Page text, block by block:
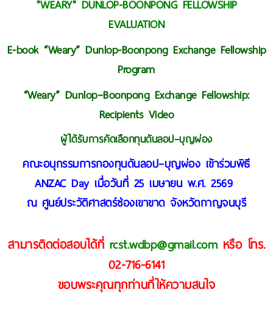
"WEARY" DUNLOP-BOONPONG FELLOWSHIP
EVALUATION
E-book “Weary” Dunlop-Boonpong Exchange Fellowship
Program
“Weary” Dunlop–Boonpong Exchange Fellowship:
Recipients Video
ผู้ได้รับการคัดเลือกทุนดันลอป–บุญผ่อง
คณะอนุกรรมการกองทุนดันลอป–บุญผ่อง เข้าร่วมพิธี
ANZAC Day เมื่อวันที่ 25 เมษายน พ.ศ. 2569
ณ ศูนย์ประวัติศาสตร์ช่องเขาขาด จังหวัดกาญจนบุรี
สามารติดต่อสอบได้ที่ rcst.wdbp@gmail.com หรือ โทร.
02-716-6141
ขอบพระคุณทุกท่านที่ให้ความสนใจ